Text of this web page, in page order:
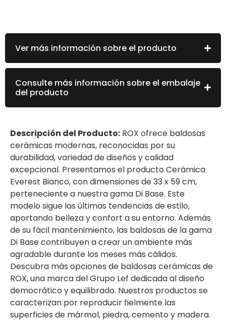
Ver más información sobre el producto
Consulte más información sobre el embalaje
del producto
Descripción del Producto: ROX ofrece baldosas
cerámicas modernas, reconocidas por su
durabilidad, variedad de diseños y calidad
excepcional. Presentamos el producto Cerámica
Everest Bianco, con dimensiones de 33 x 59 cm,
perteneciente a nuestra gama Di Base. Este
modelo sigue las últimas tendencias de estilo,
aportando belleza y confort a su entorno. Además
de su fácil mantenimiento, las baldosas de la gama
Di Base contribuyen a crear un ambiente más
agradable durante los meses más cálidos.
Descubra más opciones de baldosas cerámicas de
ROX, una marca del Grupo Lef dedicada al diseño
democrático y equilibrado. Nuestros productos se
caracterizan por reproducir fielmente las
superficies de mármol, piedra, cemento y madera.